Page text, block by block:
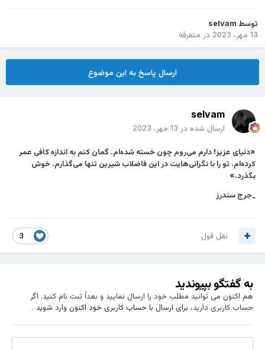
توسط selvam
13 مهر، 2023
در متفرقه
ارسال پاسخ به این موضوع
selvam
ارسال شده در 13 مهر، 2023
«دنیای عزیز! دارم می‌روم چون خسته شده‌ام. گمان کنم به اندازه کافی عمر
کرده‌ام. تو را با نگرانی‌هایت در این فاضلاب شیرین تنها می‌گذارم. خوش
بگذرد.»
_جرج سندرز
3 نقل قول
به گفتگو بپیوندید
هم اکنون می توانید مطلب خود را ارسال نمایید و بعداً ثبت نام کنید. اگر
حساب کاربری دارید، برای ارسال با حساب کاربری خود اکنون وارد شوید.